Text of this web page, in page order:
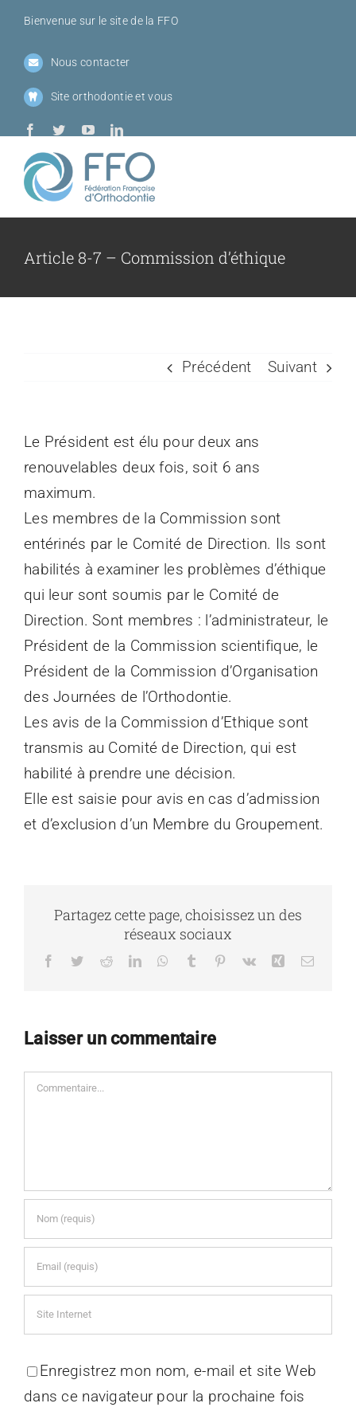
Passer
contenu
Bienvenue sur le site de la FFO
Nous contacter
Site orthodontie et vous
Sociétés
Article 8-7 – Commission d’éthique
Précédent Suivant
Le Président est élu pour deux ans
renouvelables deux fois, soit 6 ans
maximum.
Les membres de la Commission sont
entérinés par le Comité de Direction. Ils sont
habilités à examiner les problèmes d’éthique
qui leur sont soumis par le Comité de
Direction. Sont membres : l’administrateur, le
Président de la Commission scientifique, le
Président de la Commission d’Organisation
des Journées de l’Orthodontie.
Les avis de la Commission d’Ethique sont
transmis au Comité de Direction, qui est
habilité à prendre une décision.
Elle est saisie pour avis en cas d’admission
et d’exclusion d’un Membre du Groupement.
Partagez cette page, choisissez un des
réseaux sociaux
Facebook
TwitterRedditLinkedInWhatsApp
Tumblr Pinterest
Vk XingEmail
Laisser un commentaire
Commentaire
Enregistrez mon nom, e-mail et site Web
dans ce navigateur pour la prochaine fois